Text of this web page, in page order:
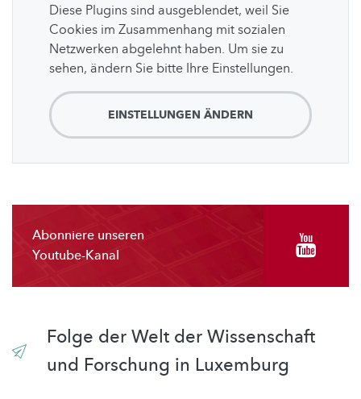
Diese Plugins sind ausgeblendet, weil Sie
Cookies im Zusammenhang mit sozialen
Netzwerken abgelehnt haben. Um sie zu
sehen, ändern Sie bitte Ihre Einstellungen.
EINSTELLUNGEN ÄNDERN
Abonniere unseren
Youtube-Kanal
Folge der Welt der Wissenschaft
und Forschung in Luxemburg